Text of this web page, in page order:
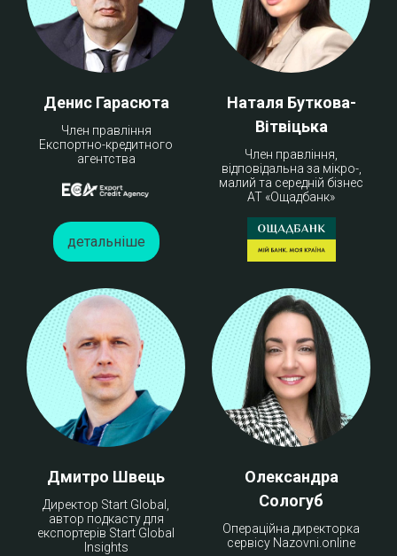
Денис Гарасюта
Член правління
Експортно-кредитного
агентства
детальніше
Наталя Буткова-
Вітвіцька
Член правління,
відповідальна за мікро-,
малий та середній бізнес
АТ «Ощадбанк»
Дмитро Швець
Директор Start Global,
автор подкасту для
експортерів Start Global
Insights
Олександра
Сологуб
Операційна директорка
сервісу Nazovni.online